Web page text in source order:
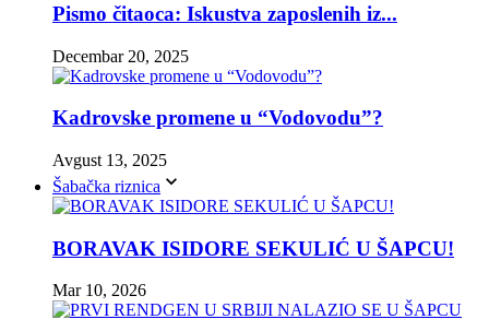
Pismo čitaoca: Iskustva zaposlenih iz...
Decembar 20, 2025
Kadrovske promene u “Vodovodu”?
Avgust 13, 2025
Šabačka riznica
BORAVAK ISIDORE SEKULIĆ U ŠAPCU!
Mar 10, 2026